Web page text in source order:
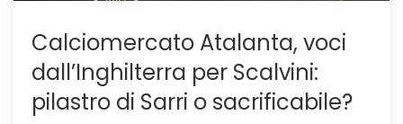
Calciomercato Atalanta, voci
dall’Inghilterra per Scalvini:
pilastro di Sarri o sacrificabile?